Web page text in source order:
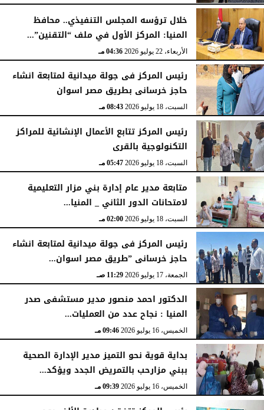
خلال ترؤسه المجلس التنفيذي.. محافظ
المنيا: المركز الأول في ملف “التقنين”...
الأربعاء، 22 يوليو 2026 04:36 مـ
رئيس المركز فى جولة ميدانية لمتابعة انشاء
حاجز خرسانى بطريق مصر اسوان
السبت، 18 يوليو 2026 08:43 مـ
رئيس المركز تتابع الأعمال الإنشائية للمراكز
التكنولوجية بالقرى
السبت، 18 يوليو 2026 05:47 مـ
متابعة مدير عام إدارة بني مزار التعليمية
لامتحانات الدور الثاني _ المنيا...
السبت، 18 يوليو 2026 02:00 مـ
رئيس المركز فى جولة ميدانية لمتابعة انشاء
حاجز خرسانى ”طريق مصر اسوان...
الجمعة، 17 يوليو 2026 11:29 صـ
الدكتور احمد منصور مدير مستشفى صدر
المنيا : نجاح عدد من العمليات...
الخميس، 16 يوليو 2026 09:46 مـ
بداية قوية نحو التميز مدير الإدارة الصحية
ببني مزارحب بالتمريض الجدد ويؤكد...
الخميس، 16 يوليو 2026 09:39 مـ